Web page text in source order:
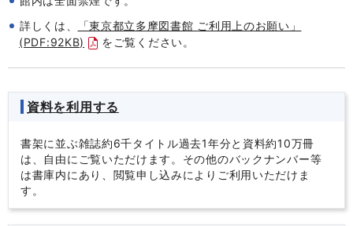
詳しくは、
「東京都立多摩図書館 ご利用上のお願い」
(PDF:92KB)
をご覧ください。
資料を利用する
書架に並ぶ雑誌約6千タイトル過去1年分と資料約10万冊
は、自由にご覧いただけます。その他のバックナンバー等
は書庫内にあり、閲覧申し込みによりご利用いただけま
す。